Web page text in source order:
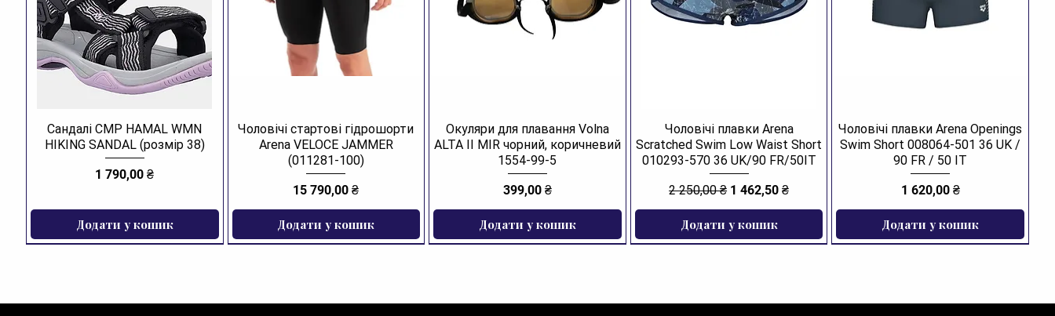
Сандалі CMP HAMAL WMN
HIKING SANDAL (розмір 38)
Ціна
1 790,00 ₴
Додати у кошик
Чоловічі стартові гідрошорти
Arena VELOCE JAMMER
(011281-100)
Ціна
15 790,00 ₴
Додати у кошик
Окуляри для плавання Volna
ALTA II MIR чорний, коричневий
1554-99-5
Ціна
399,00 ₴
Додати у кошик
Чоловічі плавки Arena
Scratched Swim Low Waist Short
010293-570 36 UK/90 FR/50IT
Звичайна ціна
2 250,00 ₴ За розпродажем
1 462,50 ₴
Додати у кошик
Чоловічі плавки Arena Openings
Swim Short 008064-501 36 UK /
90 FR / 50 IT
Ціна
1 620,00 ₴
Додати у кошик